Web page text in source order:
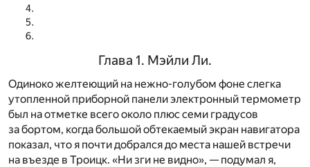
Глава 1. Мэйли Ли.
Одиноко желтеющий на нежно-голубом фоне слегка
утопленной приборной панели электронный термометр
был на отметке всего около плюс семи градусов
за бортом, когда большой обтекаемый экран навигатора
показал, что я почти добрался до места нашей встречи
на въезде в Троицк. «Ни зги не видно», — подумал я,